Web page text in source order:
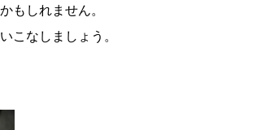
もしれません。
こなしましょう。